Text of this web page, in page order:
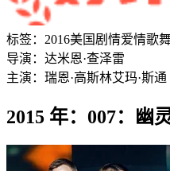
标签： 2016美国 剧情爱情歌
导演： 达米恩·查泽雷
主演： 瑞恩·高斯林艾玛·斯通
2015 年：007：幽